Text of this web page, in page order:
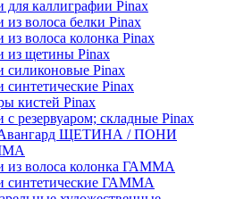
для каллиграфии Pinax
из волоса белки Pinax
из волоса колонка Pinax
из щетины Pinax
силиконовые Pinax
синтетические Pinax
кистей Pinax
с резервуаром; складные Pinax
ЩЕТИНА / ПОНИ
из волоса колонка ГАММА
синтетические ГАММА